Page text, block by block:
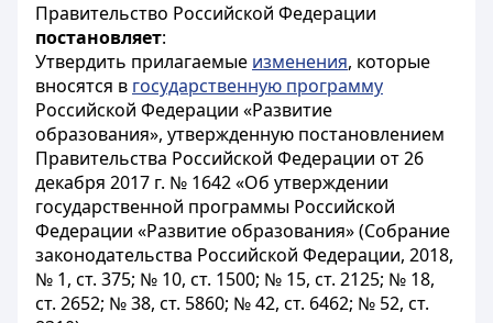
Правительство Российской Федерации
постановляет:
Утвердить прилагаемые изменения, которые
вносятся в государственную программу
Российской Федерации «Развитие
образования», утвержденную постановлением
Правительства Российской Федерации от 26
декабря 2017 г. № 1642 «Об утверждении
государственной программы Российской
Федерации «Развитие образования» (Собрание
законодательства Российской Федерации, 2018,
№ 1, ст. 375; № 10, ст. 1500; № 15, ст. 2125; № 18,
ст. 2652; № 38, ст. 5860; № 42, ст. 6462; № 52, ст.